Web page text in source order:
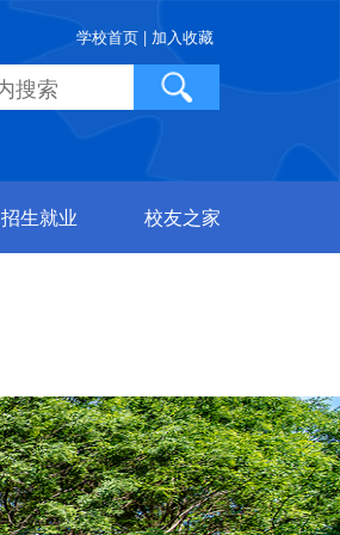
学校首页 | 加入收藏
招生就业 校友之家